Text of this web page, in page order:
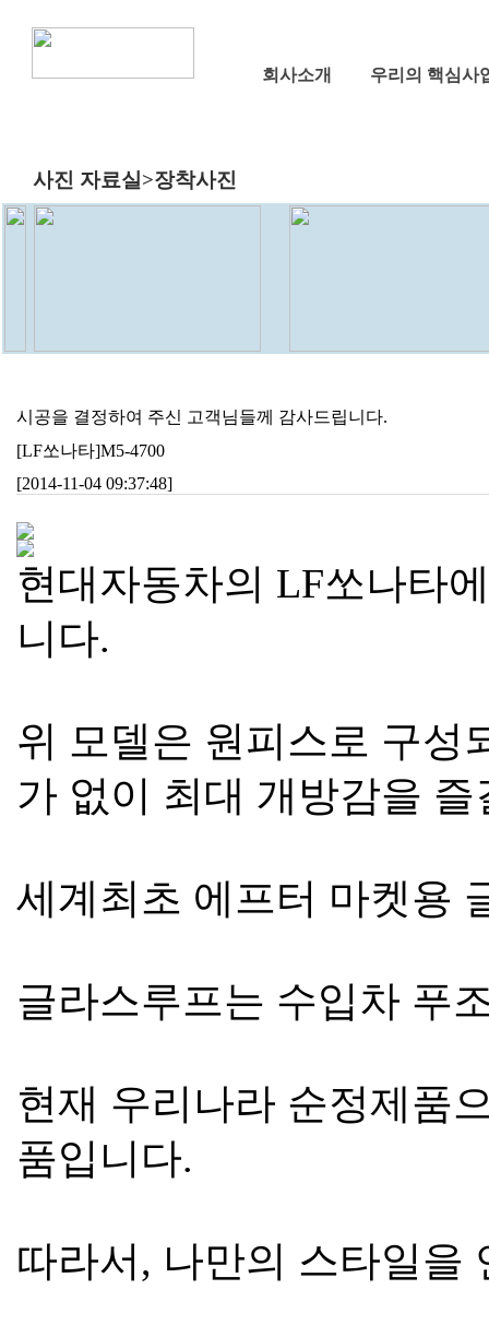
회사소개 우리의 핵심사
사진 자료실>장착사진
시공을 결정하여 주신 고객님들께 감사드립니다.
[LF쏘나타]M5-4700
[2014-11-04 09:37:48]
현대자동차의 LF쏘나타
니다.
위 모델은 원피스로 구성
가 없이 최대 개방감을 즐
세계최초 에프터 마켓용
글라스루프는 수입차 푸
현재 우리나라 순정제품
품입니다.
따라서, 나만의 스타일을